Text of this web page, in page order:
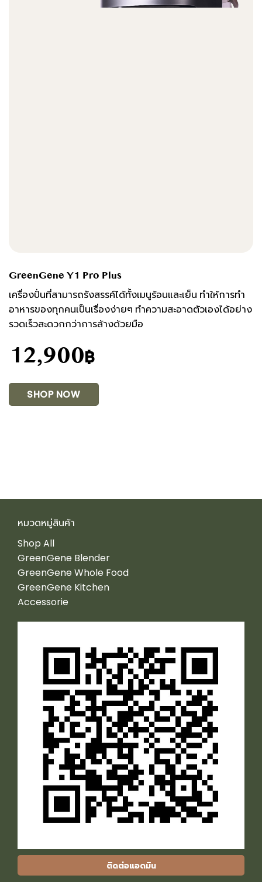
GreenGene Y1 Pro Plus
เครื่องปั่นที่สามารถรังสรรค์ได้ทั้งเมนูร้อนและเย็น ทำให้การทำ
อาหารของทุกคนเป็นเรื่องง่ายๆ ทำความสะอาดตัวเองได้อย่าง
รวดเร็วสะดวกกว่าการล้างด้วยมือ
12,900฿
SHOP NOW
หมวดหมู่สินค้า
Shop All
GreenGene Blender
GreenGene Whole Food
GreenGene Kitchen
Accessorie
ติดต่อแอดมิน